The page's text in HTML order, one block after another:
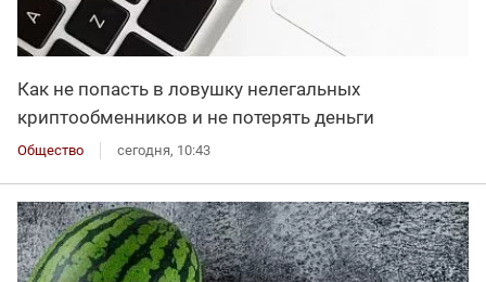
Как не попасть в ловушку нелегальных
криптообменников и не потерять деньги
Общество сегодня, 10:43